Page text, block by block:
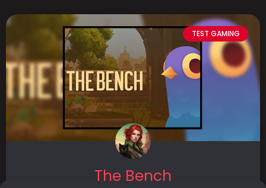
TEST GAMING
The Bench